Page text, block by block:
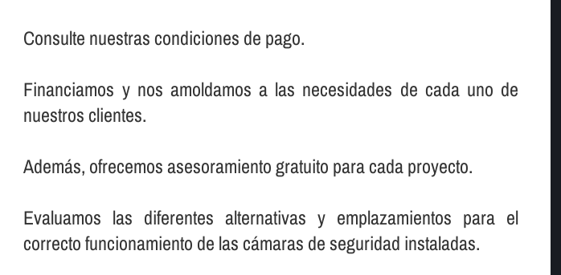
Consulte nuestras condiciones de pago.
Financiamos y nos amoldamos a las necesidades de cada uno de
nuestros clientes.
Además, ofrecemos asesoramiento gratuito para cada proyecto.
Evaluamos las diferentes alternativas y emplazamientos para el
correcto funcionamiento de las cámaras de seguridad instaladas.